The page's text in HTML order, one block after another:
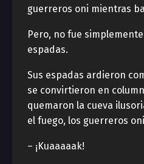
guerreros oni mientras
Pero, no fue
espadas.
Sus espadas ardieron
se convirtieron en
quemaron la cueva
el fuego, los guerreros
– ¡Kuaaaaak!